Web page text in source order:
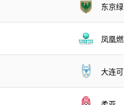
东京
凤凰
大连